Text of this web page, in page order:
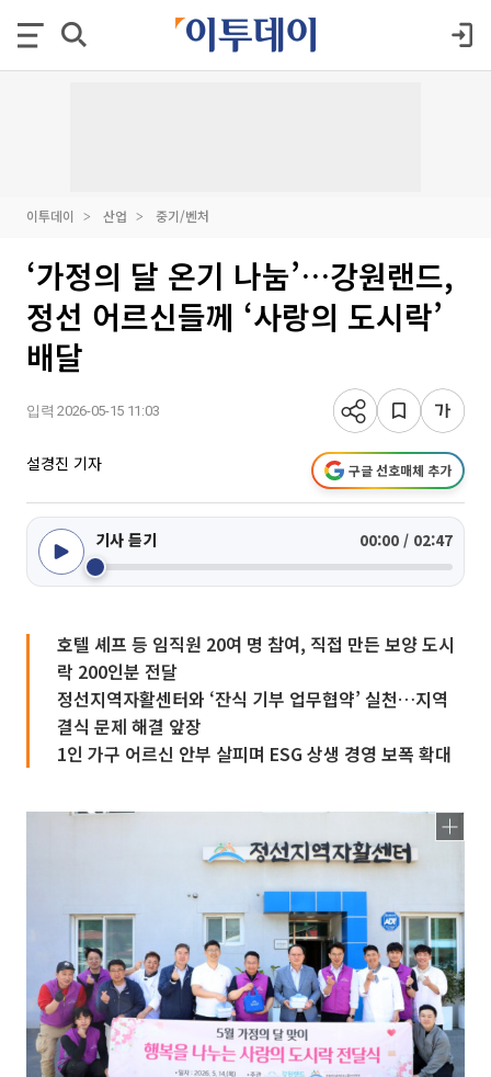
이투데이 산업 중기/벤처
‘가정의 달 온기 나눔’…강원랜드,
정선 어르신들께 ‘사랑의 도시락’
배달
입력 2026-05-15 11:03
설경진 기자 구글 선호매체 추가
기사 듣기 00:00 / 02:47
호텔 셰프 등 임직원 20여 명 참여, 직접 만든 보양 도시
락 200인분 전달
정선지역자활센터와 ‘잔식 기부 업무협약’ 실천…지역
결식 문제 해결 앞장
1인 가구 어르신 안부 살피며 ESG 상생 경영 보폭 확대